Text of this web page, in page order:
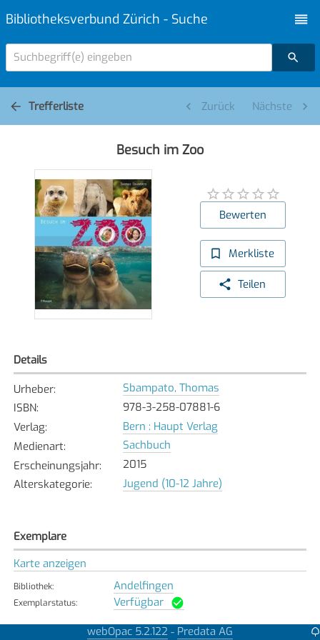
Bibliotheksverbund Zürich - Suche
Suchbegriff(e) eingeben
Trefferliste Zurück Nächste
Besuch im Zoo
Bewerten
Merkliste
Teilen
Details
Urheber:
Sbampato, Thomas
ISBN:
978-3-258-07881-6
Verlag:
Bern : Haupt Verlag
Medienart:
Sachbuch
Erscheinungsjahr:
2015
Alterskategorie: Jugend (10-12 Jahre)
Exemplare
Karte anzeigen
Bibliothek: Andelfingen
Exemplarstatus: Verfügbar
Bäretswil
webOpac 5.2.122 - Predata AG